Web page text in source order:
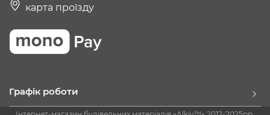
карта проїзду
Графік роботи